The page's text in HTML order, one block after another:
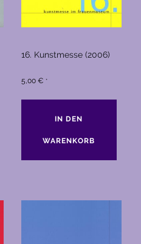
16. Kunstmesse (2006)
5,00 € *
IN DEN
WARENKORB